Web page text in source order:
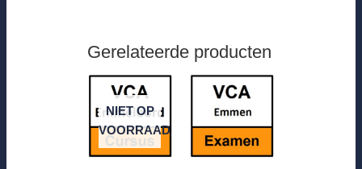
Gerelateerde producten
NIET OP
VOORRAAD
Prijsklasse: